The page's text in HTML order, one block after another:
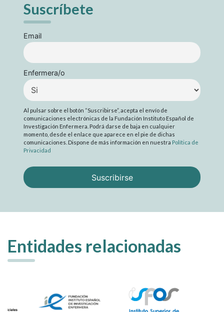
Suscríbete
Email
Enfermera/o
Al pulsar sobre el botón “Suscribirse”, acepta el envío de
comunicaciones electrónicas de la Fundación Instituto Español de
Investigación Enfermera. Podrá darse de baja en cualquier
momento, desde el enlace que aparece en el pie de dichas
comunicaciones. Dispone de más información en nuestra Política de
Privacidad
Entidades relacionadas